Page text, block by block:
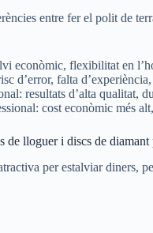
entre fer el polit de
econòmic, flexibilitat en
d’error, falta
resultats d’alta qualitat,
cost econòmic més
lloguer i discs de diamant
per estalviar diners,